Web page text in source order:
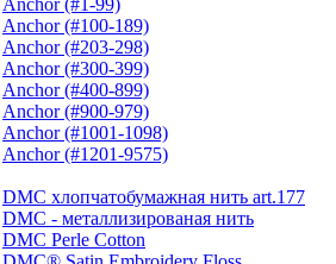
Anchor (#100-189)
Anchor (#203-298)
Anchor (#300-399)
Anchor (#400-899)
Anchor (#900-979)
Anchor (#1001-1098)
Anchor (#1201-9575)
DMC хлопчатобумажная нить art.177
DMC - металлизированая нить
DMC Perle Cotton